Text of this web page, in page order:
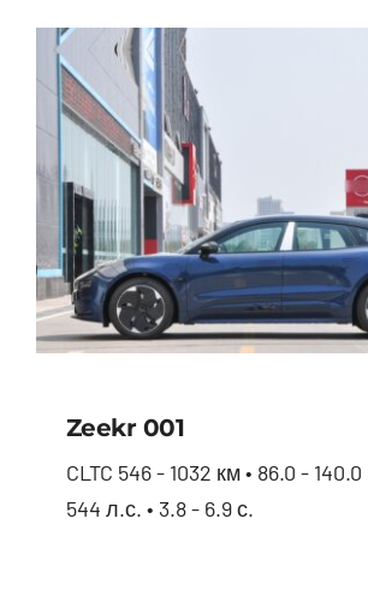
Zeekr 001
CLTC 546 - 1032 км • 86.0 -
544 л.с. • 3.8 - 6.9 с.